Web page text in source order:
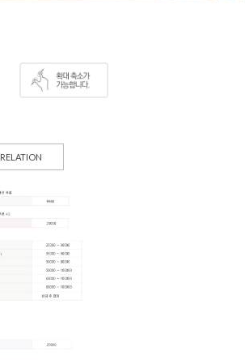
RELATION